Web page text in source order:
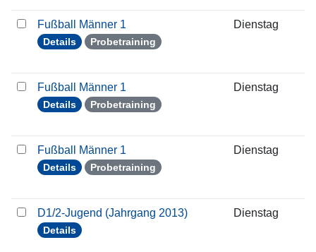
Fußball Männer 1
Details Probetraining
Dienstag
Fußball Männer 1
Details Probetraining
Dienstag
Fußball Männer 1
Details Probetraining
Dienstag
D1/2-Jugend (Jahrgang 2013)
Details
Dienstag